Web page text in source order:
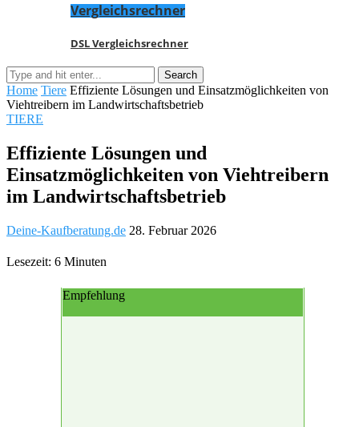
Vergleichsrechner
DSL Vergleichsrechner
Home Tiere Effiziente Lösungen und Einsatzmöglichkeiten von
Viehtreibern im Landwirtschaftsbetrieb
TIERE
Effiziente Lösungen und
Einsatzmöglichkeiten von Viehtreibern
im Landwirtschaftsbetrieb
Deine-Kaufberatung.de 28. Februar 2026
Lesezeit: 6 Minuten
Empfehlung